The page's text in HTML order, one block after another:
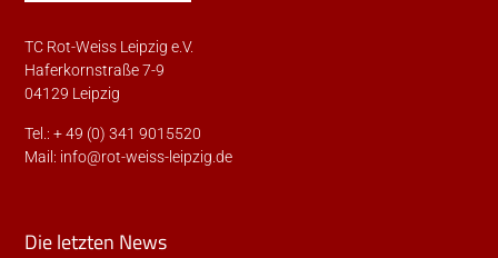
TC Rot-Weiss Leipzig e.V.
Haferkornstraße 7-9
04129 Leipzig
Tel.: + 49 (0) 341 9015520
Mail: info@rot-weiss-leipzig.de
Die letzten News